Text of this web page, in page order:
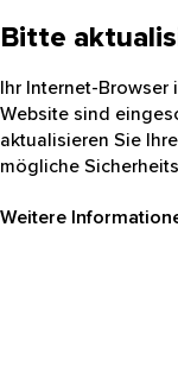
Bitte
Ihr Internet-Browser
Website sind
aktualisieren Sie
mögliche
Weitere